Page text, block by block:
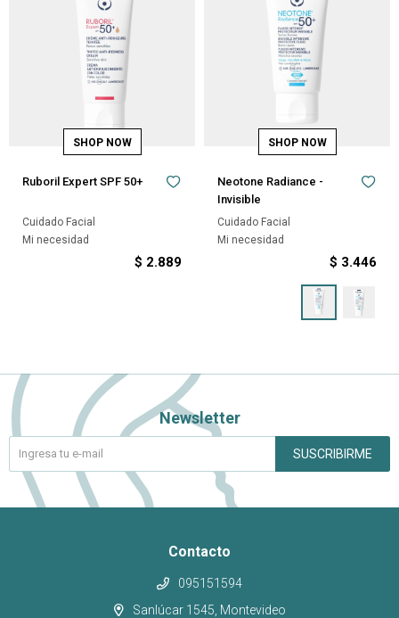
Ruboril Expert SPF 50+
Cuidado Facial
Mi necesidad
$ 2.889
Neotone Radiance -
Invisible
Cuidado Facial
Mi necesidad
$ 3.446
Contacto
095151594
Sanlúcar 1545, Montevideo
Newsletter
SUSCRIBIRME